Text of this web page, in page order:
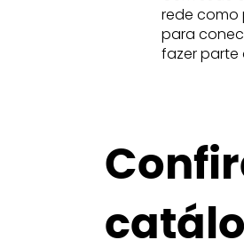
rede como
para
fazer parte